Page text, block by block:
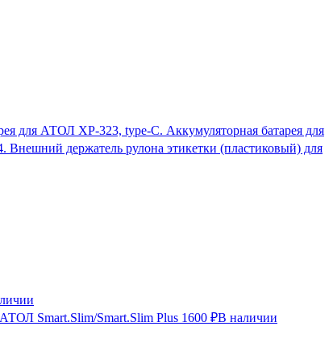
Аккумуляторная батарея для
Внешний держатель рулона этикетки (пластиковый) для
Smart.Slim/Smart.Slim Plus 1600 ₽В наличии